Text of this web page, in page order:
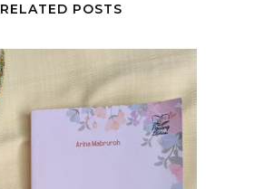
RELATED POSTS